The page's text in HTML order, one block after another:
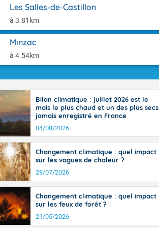
Les Salles-de-Castillon
à 3.81km
Minzac
à 4.54km
un peu
du pays,
du Massif
la
ciel est le
salve
de bons
vent,
deux
entre 11
sur les
l'intérieur
vallée de
Bilan climatique : juillet 2026 est le
mois le plus chaud et un des plus secs
jamais enregistré en France
04/08/2026
Changement climatique : quel impact
sur les vagues de chaleur ?
28/07/2026
Changement climatique : quel impact
sur les feux de forêt ?
21/05/2026